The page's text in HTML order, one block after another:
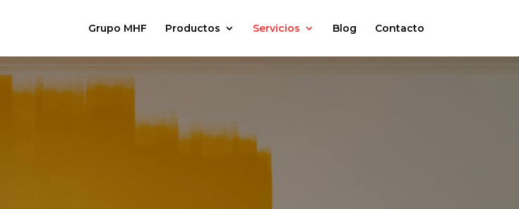
Grupo MHF Productos Servicios Blog Contacto